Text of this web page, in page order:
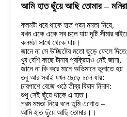
আমি হাত ছুঁয়ে আছি তোমার – মনিরা
কলমটা ধরে থাকে হাত পরম মমতা নিয়ে,
যখন একে একে সব চলে যায় দৃষ্টি সীমার
কলমটা সাথে থেকে যায়।
জানে না সে উচ্ছিষ্টের মতো ছুড়ে ফেলে দিতে:
খুব বেশি কাছে টানার প্রক্রিয়াও নেই জানা,
জানে না কি করে মানে অভিমানে ভুলাতে হয়
তবু আর সবাই যখন ছেড়ে চলে যায়:
চারপাশে বেজে ওঠে তীব্র বিষাদ নিনাদ:
শুধু সেই ছুঁয়ে থাকে এ হাত।
পরম মমতা নিয়ে বলে তুমি এগোও –
আমি হাত ছুঁয়ে আছি তোমার।।